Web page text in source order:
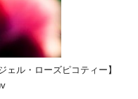
ェル・ローズピコティー】